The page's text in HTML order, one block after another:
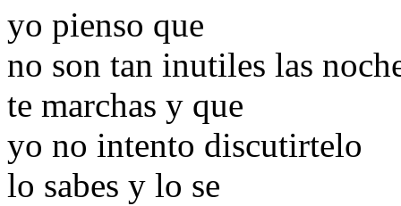
yo pienso que
no son tan inutiles las
te marchas y que
yo no intento discutirtelo
lo sabes y lo se